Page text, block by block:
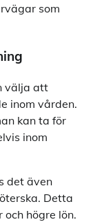
som
välja att
inom vården.
kan ta för
inom
det även
Detta
högre lön.